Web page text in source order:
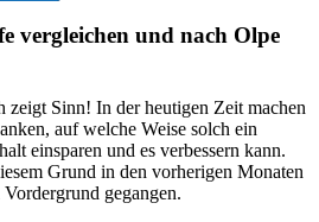
vergleichen und nach Olpe
zeigt Sinn! In der heutigen Zeit machen
auf welche Weise solch ein
einsparen und es verbessern kann.
Grund in den vorherigen Monaten
gegangen.